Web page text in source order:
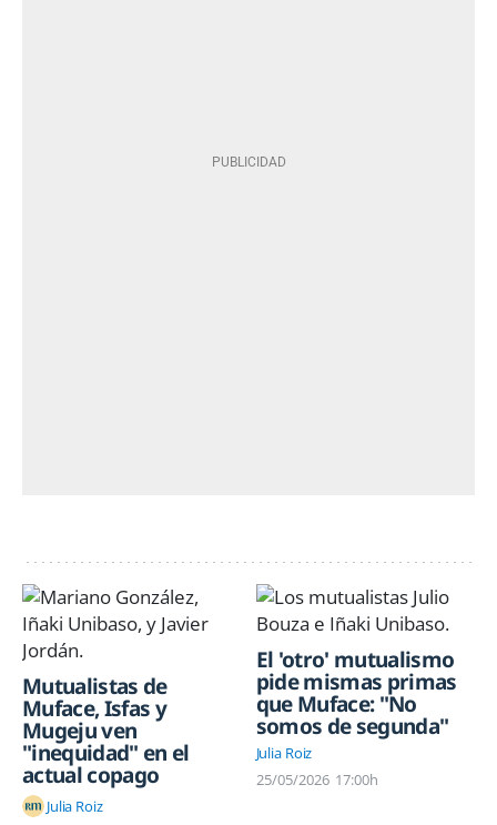
Mutualistas de
Muface, Isfas y
Mugeju ven
"inequidad" en el
actual copago
Julia Roiz
El 'otro' mutualismo
pide mismas primas
que Muface: "No
somos de segunda"
Julia Roiz
25/05/2026 17:00h